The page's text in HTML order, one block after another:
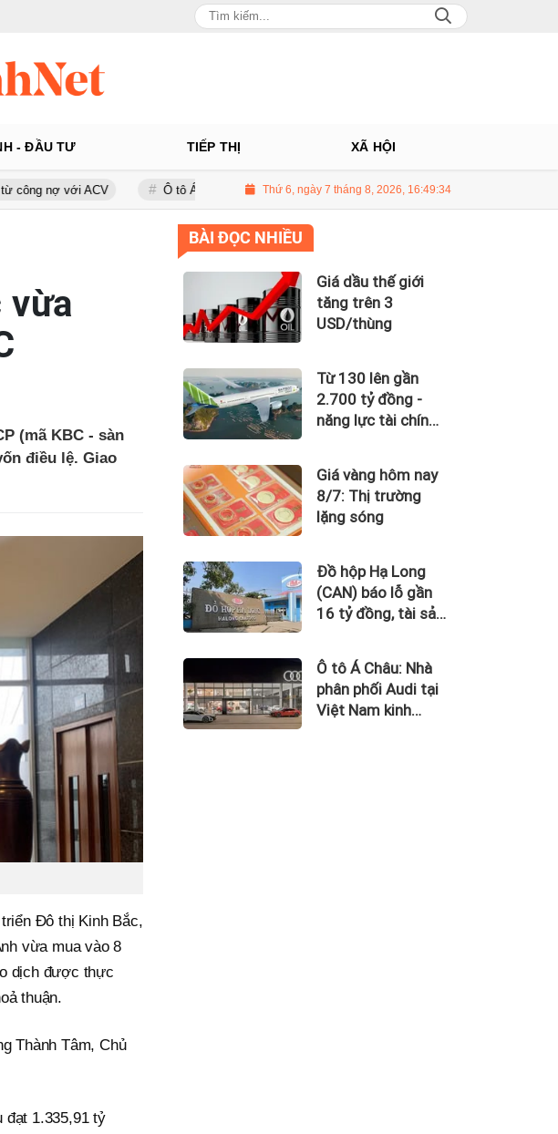
- ĐẦU TƯ TIẾP THỊ XÃ HỘI
với ACV Ô tô Á Châu: Nhà phân phối Audi tại Việt Nam kinh doanh thua lỗ
Thứ 6, ngày 7 tháng 8, 2026, 16:49:35
vừa
(mã KBC - sàn
điều lệ. Giao
Đô thị Kinh Bắc,
vừa mua vào 8
dịch được thực
thuận.
Thành Tâm, Chủ
đạt 1.335,91 tỷ
BÀI ĐỌC NHIỀU
Giá dầu thế giới
tăng trên 3
USD/thùng
Từ 130 lên gần
2.700 tỷ đồng -
năng lực tài chính
công nợ với ACV
Giá vàng hôm nay
8/7: Thị trường
lặng sóng
Đồ hộp Hạ Long
(CAN) báo lỗ gần
16 tỷ đồng, tài sản
sau nửa năm
Ô tô Á Châu: Nhà
phân phối Audi tại
Việt Nam kinh